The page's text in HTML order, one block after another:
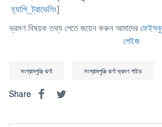
হ্যাপি_ট্রাভেলিং]
ভ্রমণ বিষয়ক তথ্য পেতে জয়েন করুন আমাদের
পেইজ
সংগ্রামপুঞ্জি ঝর্ণা সংগ্রামপুঞ্জি ঝর্ণা ভ্রমণ গাইড
Share